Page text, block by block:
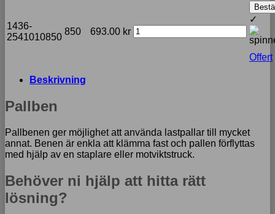
1436-
2541010850
850 693.00 kr
✓
Offert
Beskrivning
Pallben
Pallbenen ger möjlighet att använda lastpallar till mycket
annat. Benen är enkla att klämma fast och pallen förflyttas
med hjälp av en staplare eller motviktstruck.
Behöver ni hjälp att hitta rätt
lösning?